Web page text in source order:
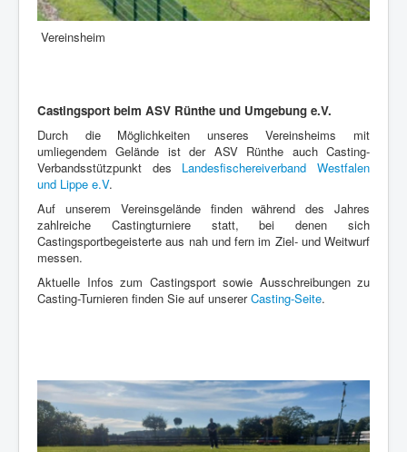
Vereinsheim
Castingsport beim ASV Rünthe und Umgebung e.V.
Durch die Möglichkeiten unseres Vereinsheims mit
umliegendem Gelände ist der ASV Rünthe auch Casting-
Verbandsstützpunkt des Landesfischereiverband Westfalen
und Lippe e.V.
Auf unserem Vereinsgelände finden während des Jahres
zahlreiche Castingturniere statt, bei denen sich
Castingsportbegeisterte aus nah und fern im Ziel- und Weitwurf
messen.
Aktuelle Infos zum Castingsport sowie Ausschreibungen zu
Casting-Turnieren finden Sie auf unsererCasting-Seite.